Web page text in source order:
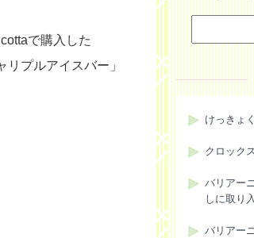
で購入した
プルアイスバー」
けっきょ
クロック
バリアー
しに取り
バリアー